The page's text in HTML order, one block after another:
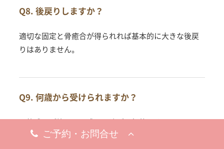
Q8. 後戻りしますか？
適切な固定と骨癒合が得られれば基本的に大きな後戻
りはありません。
Q9. 何歳から受けられますか？
骨格成長が終了した成人以降が一般的です。